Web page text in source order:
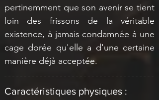
pertinemment que son avenir se tient
loin des frissons de la véritable
existence, à jamais condamnée à une
cage dorée qu'elle a d'une certaine
manière déjà acceptée.
Caractéristiques physiques :